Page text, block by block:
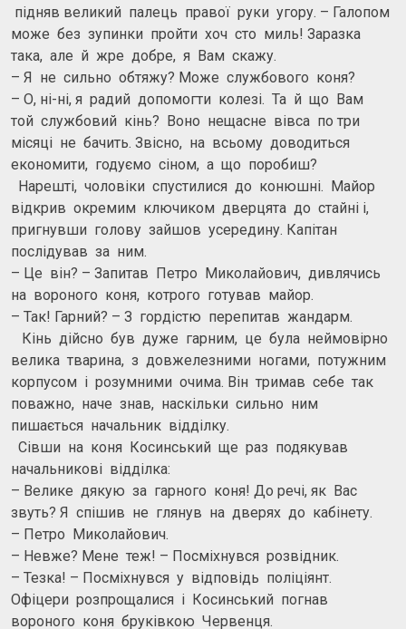
підняв великий палець правої руки угору. – Галопом
може без зупинки пройти хоч сто миль! Заразка
така, але й жре добре, я Вам скажу.
– Я не сильно обтяжу? Може службового коня?
– О, ні-ні, я радий допомогти колезі. Та й що Вам
той службовий кінь? Воно нещасне вівса по три
місяці не бачить. Звісно, на всьому доводиться
економити, годуємо сіном, а що поробиш?
Нарешті, чоловіки спустилися до конюшні. Майор
відкрив окремим ключиком дверцята до стайні і,
пригнувши голову зайшов усередину. Капітан
послідував за ним.
– Це він? – Запитав Петро Миколайович, дивлячись
на вороного коня, котрого готував майор.
– Так! Гарний? – З гордістю перепитав жандарм.
Кінь дійсно був дуже гарним, це була неймовірно
велика тварина, з довжелезними ногами, потужним
корпусом і розумними очима. Він тримав себе так
поважно, наче знав, наскільки сильно ним
пишається начальник відділку.
Сівши на коня Косинський ще раз подякував
начальникові відділка:
– Велике дякую за гарного коня! До речі, як Вас
звуть? Я спішив не глянув на дверях до кабінету.
– Петро Миколайович.
– Невже? Мене теж! – Посміхнувся розвідник.
– Тезка! – Посміхнувся у відповідь поліціянт.
Офіцери розпрощалися і Косинський погнав
вороного коня бруківкою Червенця.